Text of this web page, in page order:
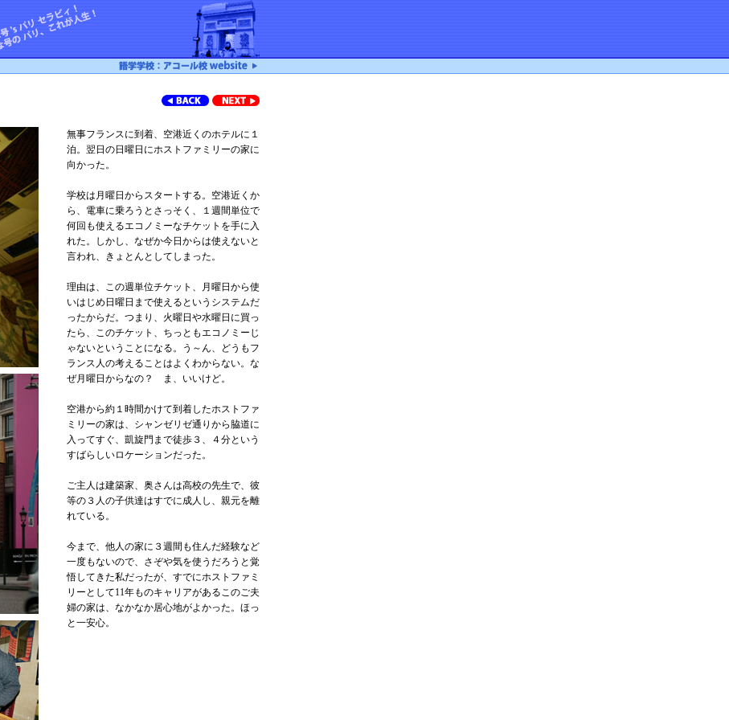
無事フランスに到着、空港近くのホテルに１
泊。翌日の日曜日にホストファミリーの家に
向かった。
学校は月曜日からスタートする。空港近くか
ら、電車に乗ろうとさっそく、１週間単位で
何回も使えるエコノミーなチケットを手に入
れた。しかし、なぜか今日からは使えないと
言われ、きょとんとしてしまった。
理由は、この週単位チケット、月曜日から使
いはじめ日曜日まで使えるというシステムだ
ったからだ。つまり、火曜日や水曜日に買っ
たら、このチケット、ちっともエコノミーじ
ゃないということになる。う～ん、どうもフ
ランス人の考えることはよくわからない。な
ぜ月曜日からなの？ ま、いいけど。
空港から約１時間かけて到着したホストファ
ミリーの家は、シャンゼリゼ通りから脇道に
入ってすぐ、凱旋門まで徒歩３、４分という
すばらしいロケーションだった。
ご主人は建築家、奥さんは高校の先生で、彼
等の３人の子供達はすでに成人し、親元を離
れている。
今まで、他人の家に３週間も住んだ経験など
一度もないので、さぞや気を使うだろうと覚
悟してきた私だったが、すでにホストファミ
リーとして11年ものキャリアがあるこのご夫
婦の家は、なかなか居心地がよかった。ほっ
と一安心。